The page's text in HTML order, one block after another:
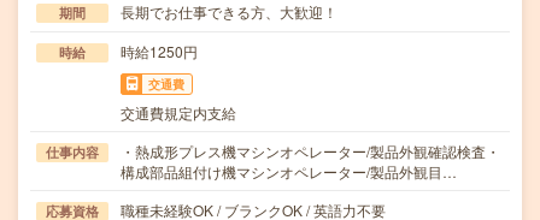
期間 長期でお仕事できる方、大歓迎！
時給 時給1250円
交通費
交通費規定内支給
仕事内容
・熱成形プレス機マシンオペレーター/製品外観確認検査・
構成部品組付け機マシンオペレーター/製品外観目…
応募資格 職種未経験OK / ブランクOK / 英語力不要